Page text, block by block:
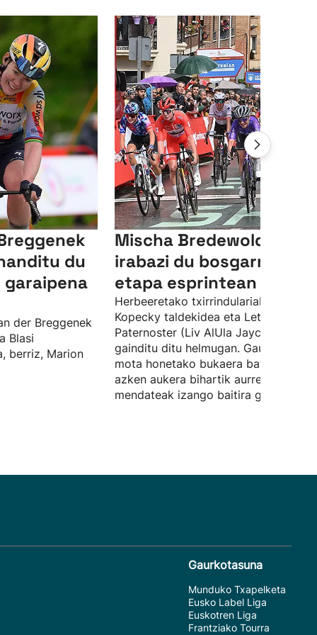
du
garaipena
der Breggenek
Blasi
berriz, Marion
Mischa Bredewoldek
irabazi du bosgarren
etapa esprintean
Herbeeretako txirrindulariak Lotte
Kopecky taldekidea eta Letizia
Paternoster (Liv AlUla Jayco) italiarra
gainditu ditu helmugan. Gaurkoa zen
mota honetako bukaera bat ikusteko
azken aukera bihartik aurrera
mendateak izango baitira
Gaurkotasuna
Munduko Txapelketa
Eusko Label Liga
Euskotren Liga
Frantziako Tourra